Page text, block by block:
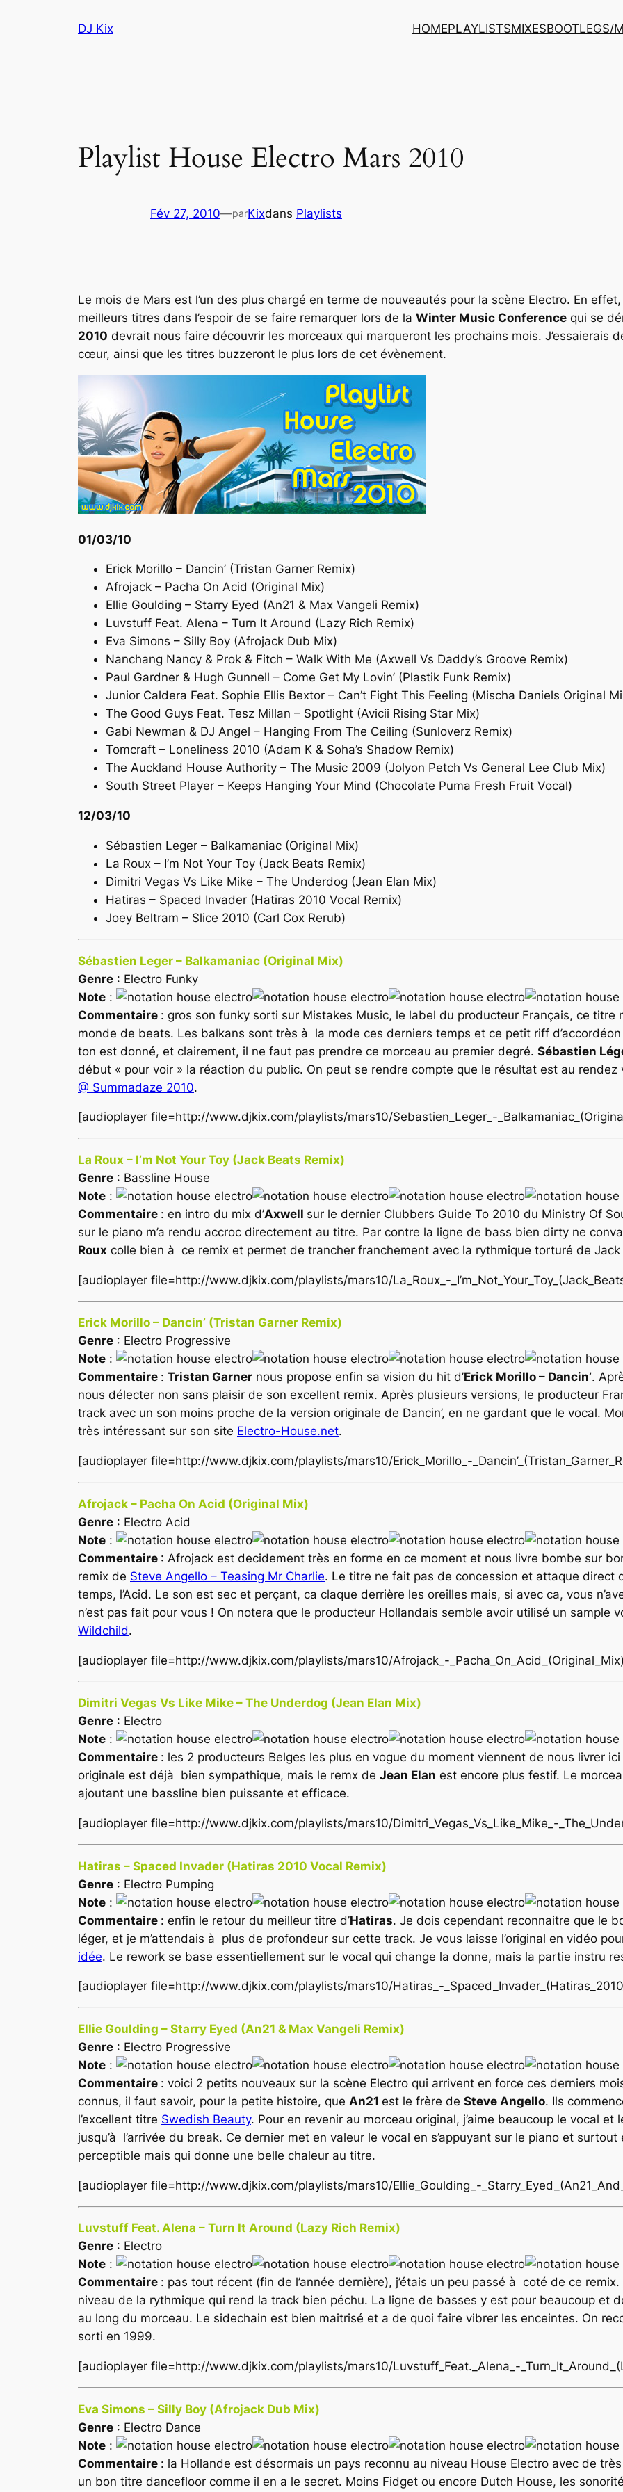
DJ Kix HOMEPLAYLISTSMIXESBOOTLEGS/
Playlist House Electro Mars 2010
Fév 27, 2010—parKixdans Playlists
Le mois de Mars est l’un des plus chargé en terme de nouveautés pour la scène Electro. En
meilleurs titres dans l’espoir de se faire remarquer lors de la Winter Music Conference qui se
2010 devrait nous faire découvrir les morceaux qui marqueront les prochains mois. J’essaierais
cœur, ainsi que les titres buzzeront le plus lors de cet évènement.
01/03/10
Erick Morillo – Dancin’ (Tristan Garner Remix)
Afrojack – Pacha On Acid (Original Mix)
Ellie Goulding – Starry Eyed (An21 & Max Vangeli Remix)
Luvstuff Feat. Alena – Turn It Around (Lazy Rich Remix)
Eva Simons – Silly Boy (Afrojack Dub Mix)
Nanchang Nancy & Prok & Fitch – Walk With Me (Axwell Vs Daddy’s Groove Remix)
Paul Gardner & Hugh Gunnell – Come Get My Lovin’ (Plastik Funk Remix)
Junior Caldera Feat. Sophie Ellis Bextor – Can’t Fight This Feeling (Mischa Daniels Original
The Good Guys Feat. Tesz Millan – Spotlight (Avicii Rising Star Mix)
Gabi Newman & DJ Angel – Hanging From The Ceiling (Sunloverz Remix)
Tomcraft – Loneliness 2010 (Adam K & Soha’s Shadow Remix)
The Auckland House Authority – The Music 2009 (Jolyon Petch Vs General Lee Club Mix)
South Street Player – Keeps Hanging Your Mind (Chocolate Puma Fresh Fruit Vocal)
12/03/10
Sébastien Leger – Balkamaniac (Original Mix)
La Roux – I’m Not Your Toy (Jack Beats Remix)
Dimitri Vegas Vs Like Mike – The Underdog (Jean Elan Mix)
Hatiras – Spaced Invader (Hatiras 2010 Vocal Remix)
Joey Beltram – Slice 2010 (Carl Cox Rerub)
Sébastien Leger – Balkamaniac (Original Mix)
Genre : Electro Funky
Note :
Commentaire : gros son funky sorti sur Mistakes Music, le label du producteur Français, ce titre
monde de beats. Les balkans sont très à la mode ces derniers temps et ce petit riff
ton est donné, et clairement, il ne faut pas prendre ce morceau au premier degré. Sébastien
début « pour voir » la réaction du public. On peut se rendre compte que le résultat est au
@ Summadaze 2010.
[audioplayer file=http://www.djkix.com/playlists/mars10/Sebastien_Leger_-
La Roux – I’m Not Your Toy (Jack Beats Remix)
Genre : Bassline House
Note :
Commentaire : en intro du mix d’Axwell sur le dernier Clubbers Guide To 2010 du Ministry Of
sur le piano m’a rendu accroc directement au titre. Par contre la ligne de bass bien dirty ne
Roux colle bien à ce remix et permet de trancher franchement avec la rythmique torturé de Jack
[audioplayer file=http://www.djkix.com/playlists/mars10/La_Roux_-
Erick Morillo – Dancin’ (Tristan Garner Remix)
Genre : Electro Progressive
Note :
Commentaire : Tristan Garner nous propose enfin sa vision du hit d’Erick Morillo – Dancin’.
nous délecter non sans plaisir de son excellent remix. Après plusieurs versions, le producteur
track avec un son moins proche de la version originale de Dancin’, en ne gardant que le vocal.
très intéressant sur son site Electro-House.net.
[audioplayer file=http://www.djkix.com/playlists/mars10/Erick_Morillo_-
Afrojack – Pacha On Acid (Original Mix)
Genre : Electro Acid
Note :
Commentaire : Afrojack est decidement très en forme en ce moment et nous livre bombe sur
remix de Steve Angello – Teasing Mr Charlie. Le titre ne fait pas de concession et attaque direct
temps, l’Acid. Le son est sec et perçant, ca claque derrière les oreilles mais, si avec ca, vous
n’est pas fait pour vous ! On notera que le producteur Hollandais semble avoir utilisé un sample
Wildchild.
[audioplayer file=http://www.djkix.com/playlists/mars10/Afrojack_-
Dimitri Vegas Vs Like Mike – The Underdog (Jean Elan Mix)
Genre : Electro
Note :
Commentaire : les 2 producteurs Belges les plus en vogue du moment viennent de nous livrer
originale est déjà bien sympathique, mais le remx de Jean Elan est encore plus festif. Le
ajoutant une bassline bien puissante et efficace.
[audioplayer file=http://www.djkix.com/playlists/mars10/Dimitri_Vegas_Vs_Like_Mike_-
Hatiras – Spaced Invader (Hatiras 2010 Vocal Remix)
Genre : Electro Pumping
Note :
Commentaire : enfin le retour du meilleur titre d’Hatiras. Je dois cependant reconnaitre que le
léger, et je m’attendais à plus de profondeur sur cette track. Je vous laisse l’original en vidéo
idée. Le rework se base essentiellement sur le vocal qui change la donne, mais la partie instru
[audioplayer file=http://www.djkix.com/playlists/mars10/Hatiras_-
Ellie Goulding – Starry Eyed (An21 & Max Vangeli Remix)
Genre : Electro Progressive
Note :
Commentaire : voici 2 petits nouveaux sur la scène Electro qui arrivent en force ces derniers
connus, il faut savoir, pour la petite histoire, que An21 est le frère de Steve Angello. Ils
l’excellent titre Swedish Beauty. Pour en revenir au morceau original, j’aime beaucoup le vocal
jusqu’à l’arrivée du break. Ce dernier met en valeur le vocal en s’appuyant sur le piano et
perceptible mais qui donne une belle chaleur au titre.
[audioplayer file=http://www.djkix.com/playlists/mars10/Ellie_Goulding_-
Luvstuff Feat. Alena – Turn It Around (Lazy Rich Remix)
Genre : Electro
Note :
Commentaire : pas tout récent (fin de l’année dernière), j’étais un peu passé à coté de ce
niveau de la rythmique qui rend la track bien péchu. La ligne de basses y est pour beaucoup et
au long du morceau. Le sidechain est bien maitrisé et a de quoi faire vibrer les enceintes. On
sorti en 1999.
[audioplayer file=http://www.djkix.com/playlists/mars10/Luvstuff_Feat._Alena_-
Eva Simons – Silly Boy (Afrojack Dub Mix)
Genre : Electro Dance
Note :
Commentaire : la Hollande est désormais un pays reconnu au niveau House Electro avec de
un bon titre dancefloor comme il en a le secret. Moins Fidget ou encore Dutch House, les